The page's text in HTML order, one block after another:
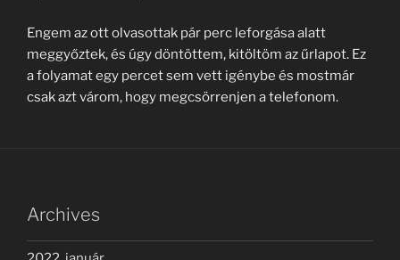
Engem az ott olvasottak pár perc leforgása alatt
meggyőztek, és úgy döntöttem, kitöltöm az űrlapot. Ez
a folyamat egy percet sem vett igénybe és mostmár
csak azt várom, hogy megcsörrenjen a telefonom.
Archives